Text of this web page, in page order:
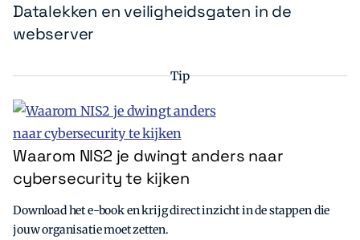
Datalekken en veiligheidsgaten in de
webserver
Tip
Waarom NIS2 je dwingt anders naar
cybersecurity te kijken
Download het e-book en krijg direct inzicht in de stappen die
jouw organisatie moet zetten.